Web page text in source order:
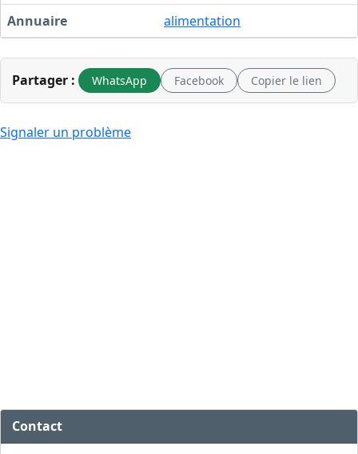
Annuaire
alimentation
Partager : WhatsApp Facebook Copier le lien
Signaler un problème
Contact